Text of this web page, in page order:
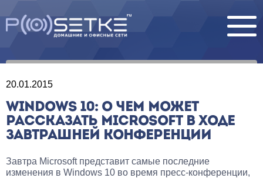
20.01.2015
WINDOWS 10: О ЧЕМ МОЖЕТ
РАССКАЗАТЬ MICROSOFT В ХОДЕ
ЗАВТРАШНЕЙ КОНФЕРЕНЦИИ
Завтра Microsoft представит самые последние
изменения в Windows 10 во время пресс-конференции,